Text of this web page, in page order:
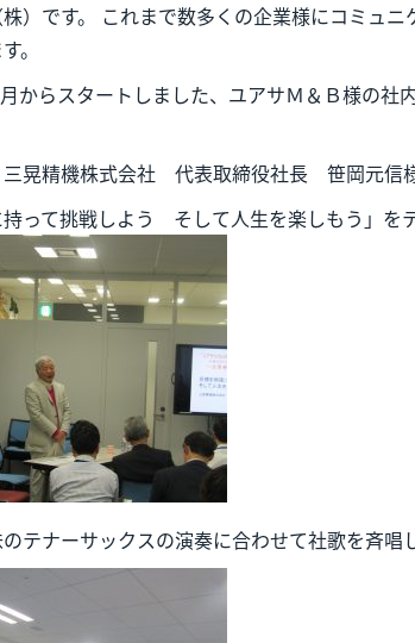
）です。 これまで数多くの企業様にコミュ
。
からスタートしました、ユアサＭ＆Ｂ様の社
三晃精機株式会社 代表取締役社長 笹岡元信
持って挑戦しよう そして人生を楽しもう」を
テナーサックスの演奏に合わせて社歌を斉唱